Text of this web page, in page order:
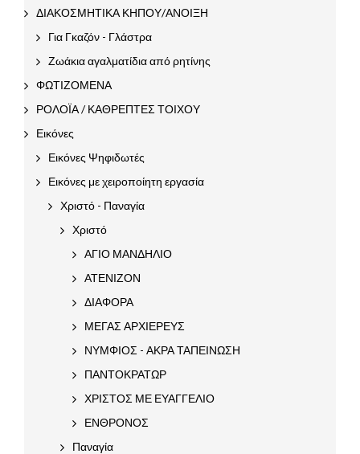
ΔΙΑΚΟΣΜΗΤΙΚΑ ΚΗΠΟΥ/ΑΝΟΙΞΗ
Για Γκαζόν - Γλάστρα
Ζωάκια αγαλματίδια από ρητίνης
ΦΩΤΙΖΟΜΕΝΑ
ΡΟΛΟΪΑ / ΚΑΘΡΕΠΤΕΣ ΤΟΙΧΟΥ
Εικόνες
Εικόνες Ψηφιδωτές
Εικόνες με χειροποίητη εργασία
Χριστό - Παναγία
Χριστό
ΑΓΙΟ ΜΑΝΔΗΛΙΟ
ΑΤΕΝΙΖΟΝ
ΔΙΑΦΟΡΑ
ΜΕΓΑΣ ΑΡΧΙΕΡΕΥΣ
ΝΥΜΦΙΟΣ - ΑΚΡΑ ΤΑΠΕΙΝΩΣΗ
ΠΑΝΤΟΚΡΑΤΩΡ
ΧΡΙΣΤΟΣ ΜΕ ΕΥΑΓΓΕΛΙΟ
ΕΝΘΡΟΝΟΣ
Παναγία